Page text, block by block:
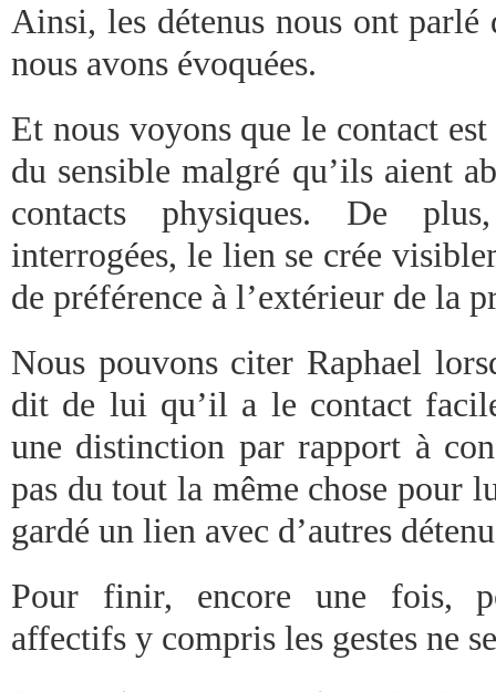
Ainsi, les détenus nous ont
nous avons évoquées.
Et nous voyons que le contact
du sensible malgré qu’ils aient
contacts physiques. De
interrogées, le lien se crée
de préférence à l’extérieur de la
Nous pouvons citer Raphael
dit de lui qu’il a le contact
une distinction par rapport à
pas du tout la même chose pour
gardé un lien avec d’autres
Pour finir, encore une fois,
affectifs y compris les gestes ne